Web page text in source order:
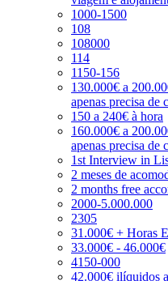
1000-1500
108
108000
114
1150-156
130.000€ a
apenas precisa de
150 a 240€ à hora
160.000€ a
apenas precisa de
1st Interview in
2 meses de
2 months free
2000-5.000.000
2305
31.000€ + Horas
33.000€ - 46.000€
4150-000
42.000€ ilíquidos